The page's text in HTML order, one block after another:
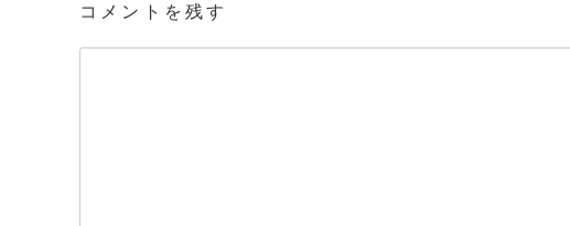
コメントを残す